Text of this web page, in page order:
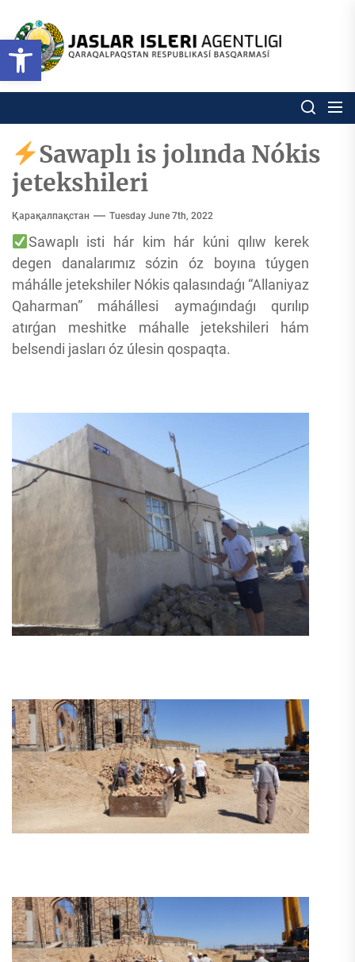
Open toolbar
content
Respublikası
basqarması
Ózbekstan jaslar isleri
Sawaplı is jolında Nókis
jetekshileri
Қарақалпақстан Tuesday June 7th, 2022
Sawaplı isti hár kim hár kúni qılıw kerek
degen danalarımız sózin óz boyına túygen
máhálle jetekshiler Nókis qalasındaǵı “Allaniyaz
Qaharman” máhállesi aymaǵındaǵı qurılıp
atırǵan meshitke máhalle jetekshileri hám
belsendi jasları óz úlesin qospaqta.